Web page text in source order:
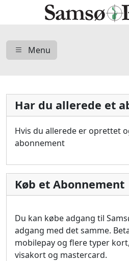
Menu
Har du allerede et
Hvis du allerede er oprettet
abonnement
Køb et Abonnement
Du kan købe adgang til
adgang med det samme.
mobilepay og flere typer
visakort og mastercard.